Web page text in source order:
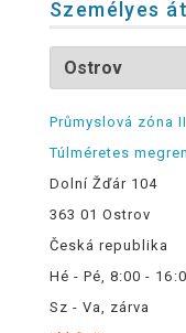
Személyes
Průmyslová zóna
Túlméretes
Dolní Žďár 104
363 01 Ostrov
Česká republika
Hé - Pé, 8:00 -
Sz - Va, zárva